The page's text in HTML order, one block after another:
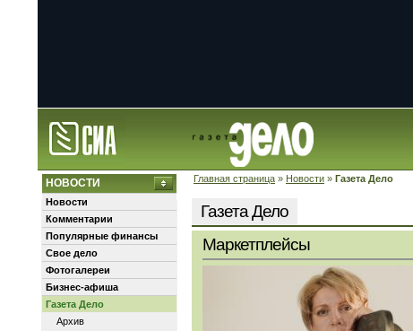
Главная страница » Новости » Газета Дело
НОВОСТИ
Новости
Комментарии
Популярные финансы
Свое дело
Фотогалереи
Бизнес-афиша
Газета Дело
Архив
Газета Дело
Маркетплейсы